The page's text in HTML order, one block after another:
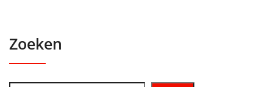
Zoeken